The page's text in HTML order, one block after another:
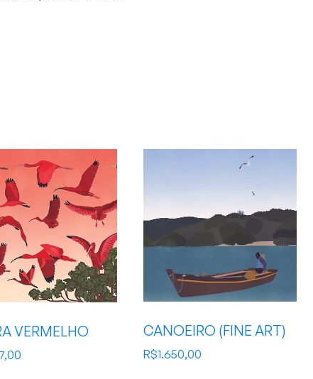
VERMELHO CANOEIRO (FINE ART)
R$1.650,00